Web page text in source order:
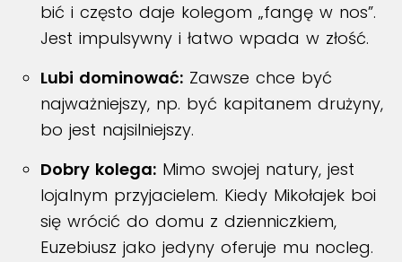
bić i często daje kolegom „fangę w nos”.
Jest impulsywny i łatwo wpada w złość.
Lubi dominować: Zawsze chce być
najważniejszy, np. być kapitanem drużyny,
bo jest najsilniejszy.
Dobry kolega: Mimo swojej natury, jest
lojalnym przyjacielem. Kiedy Mikołajek boi
się wrócić do domu z dzienniczkiem,
Euzebiusz jako jedyny oferuje mu nocleg.